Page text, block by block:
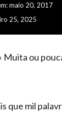
maio 20, 2017
25, 2025
Muita ou
que mil